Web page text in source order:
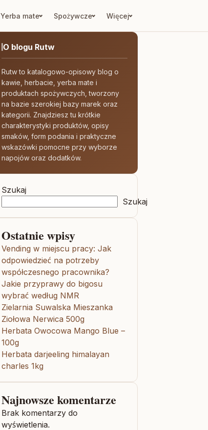
Yerba mate Spożywcze Więcej
O blogu Rutw
Rutw to katalogowo-opisowy blog o
kawie, herbacie, yerba mate i
produktach spożywczych, tworzony
na bazie szerokiej bazy marek oraz
kategorii. Znajdziesz tu krótkie
charakterystyki produktów, opisy
smaków, form podania i praktyczne
wskazówki pomocne przy wyborze
napojów oraz dodatków.
Szukaj
Szukaj
Ostatnie wpisy
Vending w miejscu pracy: Jak
odpowiedzieć na potrzeby
współczesnego pracownika?
Jakie przyprawy do bigosu
wybrać według NMR
Zielarnia Suwalska Mieszanka
Ziołowa Nerwica 500g
Herbata Owocowa Mango Blue –
100g
Herbata darjeeling himalayan
charles 1kg
Najnowsze komentarze
Brak komentarzy do
wyświetlenia.